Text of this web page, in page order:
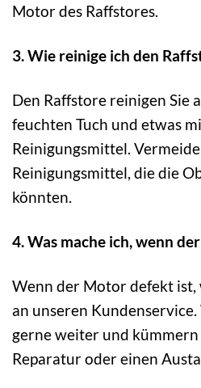
Motor des Raffstores.
3. Wie reinige ich den
Den Raffstore reinigen Sie
feuchten Tuch und etwas
Reinigungsmittel.
Reinigungsmittel, die die
könnten.
4. Was mache ich, wenn
Wenn der Motor defekt ist,
an unseren
gerne weiter und
Reparatur oder einen